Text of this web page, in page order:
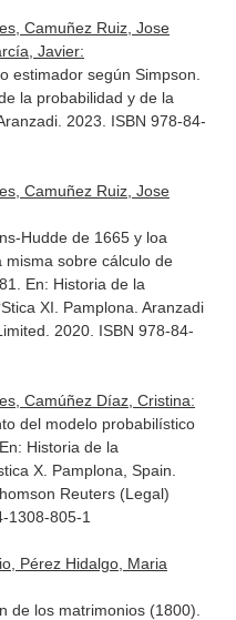
Camuñez Ruiz, Jose
Javier:
estimador según Simpson.
la probabilidad y de la
2023. ISBN 978-84-
Camuñez Ruiz, Jose
Hudde de 1665 y loa
misma sobre cálculo de
En: Historia de la
XI . Pamplona. Aranzadi
2020. ISBN 978-84-
Camúñez Díaz, Cristina:
del modelo probabilístico
En: Historia de la
X. Pamplona, Spain.
Reuters (Legal)
1308-805-1
Pérez Hidalgo, Maria
de los matrimonios (1800).